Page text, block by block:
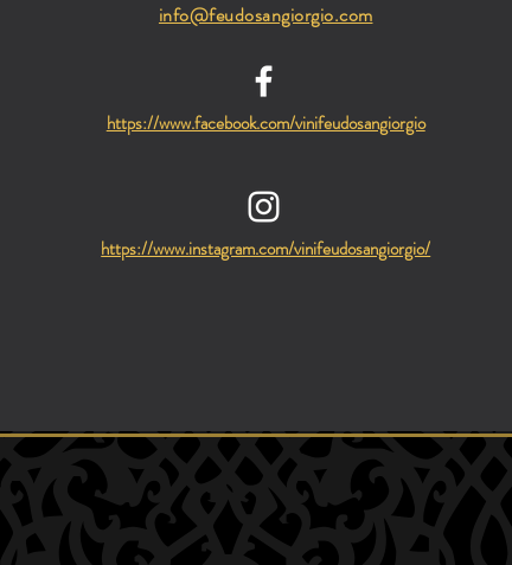
info@feudosangiorgio.com
https://www.facebook.com/vinifeudosangiorgio
https://www.instagram.com/vinifeudosangiorgio/